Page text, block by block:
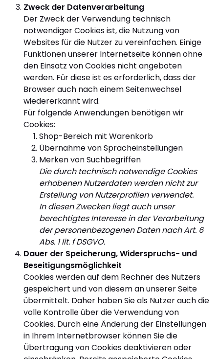
Zweck der Datenverarbeitung
Der Zweck der Verwendung technisch
notwendiger Cookies ist, die Nutzung von
Websites für die Nutzer zu vereinfachen. Einige
Funktionen unserer Internetseite können ohne
den Einsatz von Cookies nicht angeboten
werden. Für diese ist es erforderlich, dass der
Browser auch nach einem Seitenwechsel
wiedererkannt wird.
Für folgende Anwendungen benötigen wir
Cookies:
Shop-Bereich mit Warenkorb
Übernahme von Spracheinstellungen
Merken von Suchbegriffen
Die durch technisch notwendige Cookies
erhobenen Nutzerdaten werden nicht zur
Erstellung von Nutzerprofilen verwendet.
In diesen Zwecken liegt auch unser
berechtigtes Interesse in der Verarbeitung
der personenbezogenen Daten nach Art. 6
Abs. 1 lit. f DSGVO.
Dauer der Speicherung, Widerspruchs- und
Beseitigungsmöglichkeit
Cookies werden auf dem Rechner des Nutzers
gespeichert und von diesem an unserer Seite
übermittelt. Daher haben Sie als Nutzer auch die
volle Kontrolle über die Verwendung von
Cookies. Durch eine Änderung der Einstellungen
in Ihrem Internetbrowser können Sie die
Übertragung von Cookies deaktivieren oder